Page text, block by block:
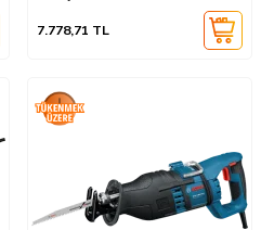
7.778,71 TL